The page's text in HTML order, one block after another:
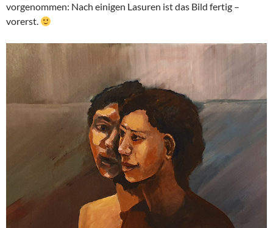
vorgenommen: Nach einigen Lasuren ist das Bild fertig –
vorerst.